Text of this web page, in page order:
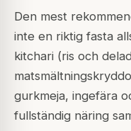
Den mest
inte en riktig fasta
kitchari (ris och
gurkmeja, ingefära
fullständig näring